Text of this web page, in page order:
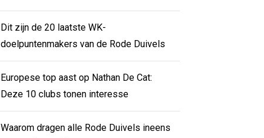
Dit zijn de 20 laatste WK-
doelpuntenmakers van de Rode Duivels
Europese top aast op Nathan De Cat:
Deze 10 clubs tonen interesse
Waarom dragen alle Rode Duivels ineens